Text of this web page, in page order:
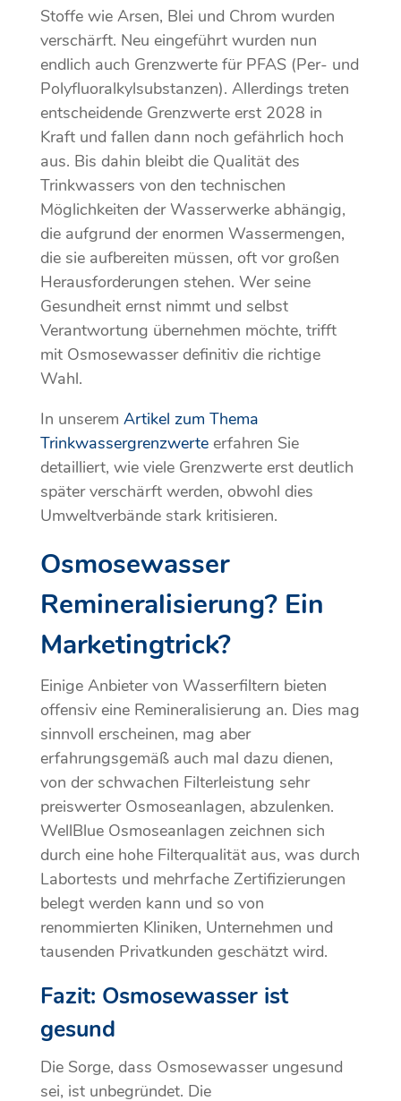
Stoffe wie Arsen, Blei und Chrom wurden
verschärft. Neu eingeführt wurden nun
endlich auch Grenzwerte für PFAS (Per- und
Polyfluoralkylsubstanzen). Allerdings treten
entscheidende Grenzwerte erst 2028 in
Kraft und fallen dann noch gefährlich hoch
aus. Bis dahin bleibt die Qualität des
Trinkwassers von den technischen
Möglichkeiten der Wasserwerke abhängig,
die aufgrund der enormen Wassermengen,
die sie aufbereiten müssen, oft vor großen
Herausforderungen stehen. Wer seine
Gesundheit ernst nimmt und selbst
Verantwortung übernehmen möchte, trifft
mit Osmosewasser definitiv die richtige
Wahl.
In unserem Artikel zum Thema
Trinkwassergrenzwerteerfahren Sie
detailliert, wie viele Grenzwerte erst deutlich
später verschärft werden, obwohl dies
Umweltverbände stark kritisieren.
Osmosewasser
Remineralisierung? Ein
Marketingtrick?
Einige Anbieter von Wasserfiltern bieten
offensiv eine Remineralisierung an. Dies mag
sinnvoll erscheinen, mag aber
erfahrungsgemäß auch mal dazu dienen,
von der schwachen Filterleistung sehr
preiswerter Osmoseanlagen, abzulenken.
WellBlue Osmoseanlagen zeichnen sich
durch eine hohe Filterqualität aus, was durch
Labortests und mehrfache Zertifizierungen
belegt werden kann und so von
renommierten Kliniken, Unternehmen und
tausenden Privatkunden geschätzt wird.
Fazit: Osmosewasser ist
gesund
Die Sorge, dass Osmosewasser ungesund
sei, ist unbegründet. Die